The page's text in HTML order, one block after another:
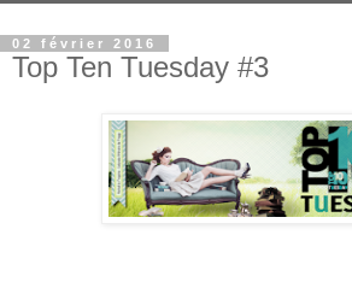
02 février 2016
Top Ten Tuesday #3